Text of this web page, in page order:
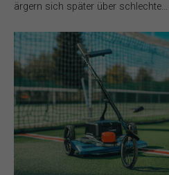
ärgern sich später über schlechte…